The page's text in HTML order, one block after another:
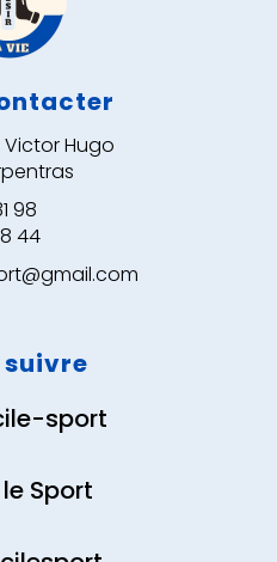
Hugo
98
44
suivre
sport
Sport